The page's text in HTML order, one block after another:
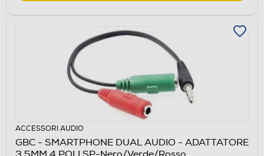
ACCESSORI AUDIO
GBC - SMARTPHONE DUAL AUDIO - ADATTATORE